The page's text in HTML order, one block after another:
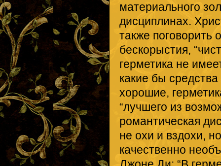
материального
дисциплинах.
также поговорить
бескорыстия,
герметика не
какие бы
хорошие,
“лучшего из
романтическая
не охи и вздохи,
качественно